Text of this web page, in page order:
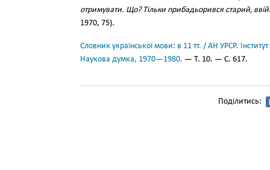
отримувати. Що? Тільки прибадьорився старий,
1970, 75).
Словник української мови: в 11 тт. / АН УРСР.
Наукова думка, 1970—1980. — Т. 10. — С. 617.
Поділитись: